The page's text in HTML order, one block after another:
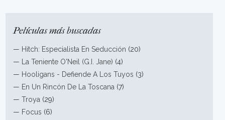
Películas más buscadas
— Hitch: Especialista En Seducción (20)
—
La Teniente O'Neil (G.I. Jane) (4)
— Hooligans - Defiende A Los Tuyos (3)
— En Un Rincón De La Toscana (7)
—Troya (29)
— Focus (6)